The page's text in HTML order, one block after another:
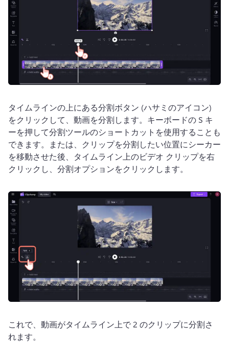
タイムラインの上にある分割ボタン (ハサミのアイコン)
をクリックして、動画を分割します。 キーボードの S キ
ーを押して分割ツールのショートカットを使用することも
できます。
または、クリップを分割したい位置にシーカー
を移動させた後、タイムライン上のビデオ クリップを右
クリックし、分割オプションをクリックします。
これで、動画がタイムライン上で 2 のクリップに分割さ
れます。